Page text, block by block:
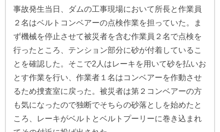
事故発生当日、ダムの工事現場において所長と作業員
２名はベルトコンベアーの点検作業を担っていた。ま
ず機械を停止させて被災者を含む作業員２名で点検を
行ったところ、テンション部分に砂が付着しているこ
とを確認した。そこで2人はレーキを用いて砂を払いお
とす作業を行い、作業者１名はコンベアーを作動させ
るため捜査室に戻った。被災者は第２コンベアーの方
も気になったので独断でそちらの砂落としを始めたと
ころ、レーキがベルトとベルトプーリーに巻き込まれ